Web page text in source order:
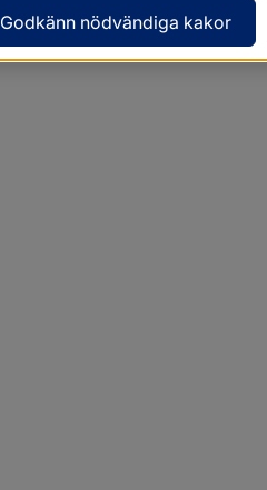
Godkänn nödvändiga kakor